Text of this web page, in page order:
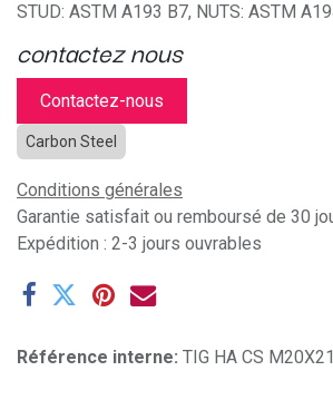
STUD: ASTM A193 B7, NUTS: ASTM
contactez nous
Contactez-nous
Carbon Steel
Conditions générales
Garantie satisfait ou remboursé de 30
Expédition : 2-3 jours ouvrables
Référence interne: TIG HA CS